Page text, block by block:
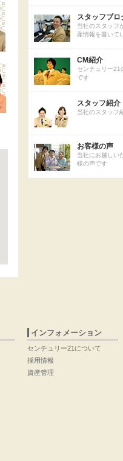
スタッフブロ
当社のスタッフ
産情報を書いて
CM紹介
センチュリー21
です
スタッフ紹介
当社のスタッフ
お客様の声
当社にお越しい
様の声です
インフォメーション
センチュリー21について
採用情報
資産管理